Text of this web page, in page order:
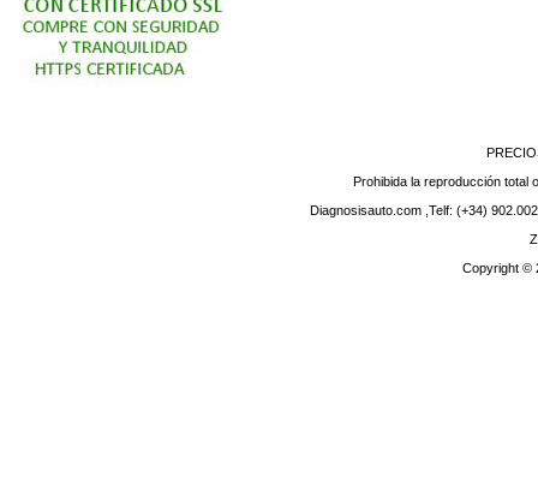
Prohibida la reproducción total
Diagnosisauto.com ,Telf: (+34)
Copyright ©